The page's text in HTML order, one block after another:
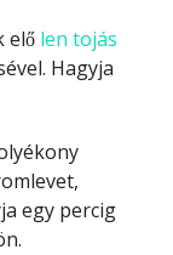
elő len tojás
Hagyja
egy percig